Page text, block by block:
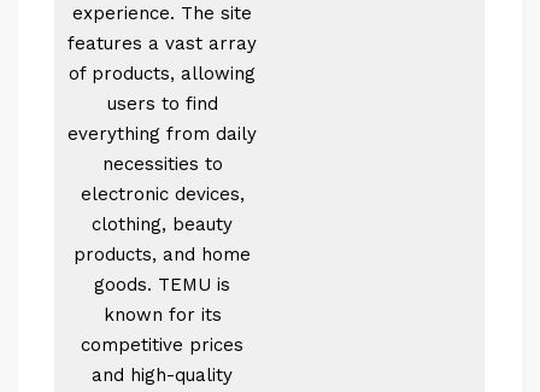
experience. The site
features a vast array
of products, allowing
users to find
everything from daily
necessities to
electronic devices,
clothing, beauty
products, and home
goods. TEMU is
known for its
competitive prices
and high-quality